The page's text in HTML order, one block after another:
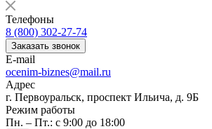
Телефоны
8 (800) 302-27-74
Заказать звонок
E-mail
ocenim-biznes@mail.ru
Адрес
г. Первоуральск, проспект Ильича, д. 9Б
Режим работы
Пн. – Пт.: с 9:00 до 18:00